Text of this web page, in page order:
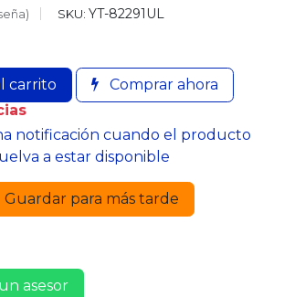
SKU: YT-82291UL
carrito
Comprar ahora
notificación cuando el producto
a estar disponible
Guardar para más tarde
asesor